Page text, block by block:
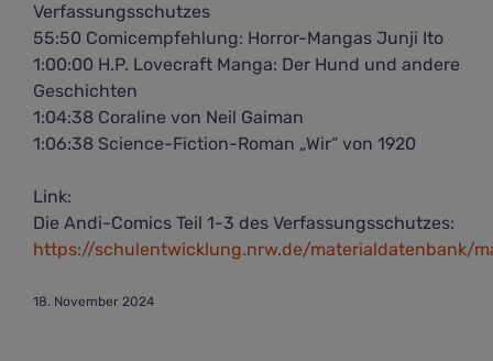
Verfassungsschutzes
55:50 Comicempfehlung: Horror-Mangas Junji Ito
1:00:00 H.P. Lovecraft Manga: Der Hund und andere
Geschichten
1:04:38 Coraline von Neil Gaiman
1:06:38 Science-Fiction-Roman „Wir“ von 1920
Link:
Die Andi-Comics Teil 1-3 des Verfassungsschutzes:
https://schulentwicklung.nrw.de/materialdatenbank/
18. November 2024